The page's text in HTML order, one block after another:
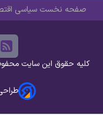
صفحه نخست سیاسی
کلیه حقوق این سایت